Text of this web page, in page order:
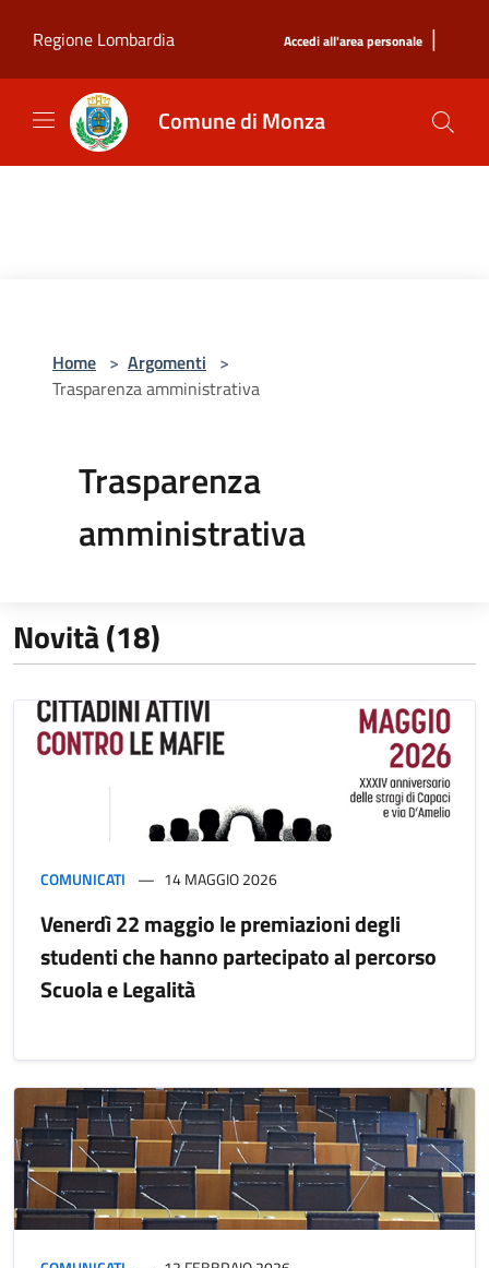
Regione Lombardia
Accedi all'area personale |
Comune di Monza
Home > Argomenti >
Trasparenza amministrativa
Trasparenza
amministrativa
Novità (18)
COMUNICATI 14 MAGGIO 2026
Venerdì 22 maggio le premiazioni degli
studenti che hanno partecipato al percorso
Scuola e Legalità